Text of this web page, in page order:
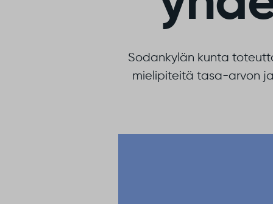
Sodankylän kunta
mielipiteitä tasa-arvon